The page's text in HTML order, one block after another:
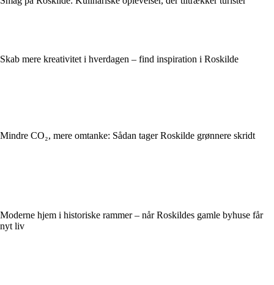
Skab mere kreativitet i hverdagen – find inspiration i Roskilde
Mindre CO₂, mere omtanke: Sådan tager Roskilde grønnere skridt
Moderne hjem i historiske rammer – når Roskildes gamle byhuse får
nyt liv